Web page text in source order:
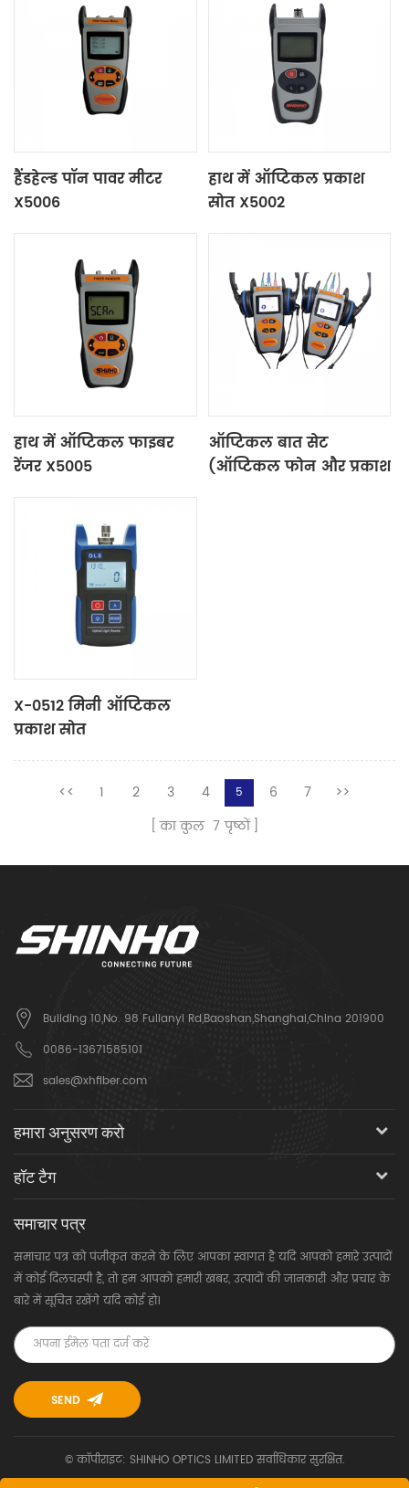
हैंडहेल्ड पॉन पावर मीटर
X5006
हाथ में ऑप्टिकल प्रकाश
स्रोत X5002
हाथ में ऑप्टिकल फाइबर
रेंजर X5005
ऑप्टिकल बात सेट
(ऑप्टिकल फोन और प्रकाश
X-0512 मिनी ऑप्टिकल
प्रकाश स्रोत
<< 1 2 3 4 5 6 7
>>
का कुल 7 पृष्ठों
Building 10,No. 98 Fulianyi Rd,Baoshan,Shanghai,China 201900
0086-13671585101
sales@xhfiber.com
हमारा अनुसरण करो
हॉट टैग
समाचार पत्र
समाचार पत्र को पंजीकृत करने के लिए आपका स्वागत है यदि आपको हमारे उत्पादों
में कोई दिलचस्पी है, तो हम आपको हमारी खबर, उत्पादों की जानकारी और प्रचार के
बारे में सूचित रखेंगे यदि कोई हो।
© कॉपीराइट: SHINHO OPTICS LIMITED सर्वाधिकार सुरक्षित.